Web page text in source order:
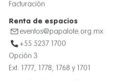
Facturación
Renta de espacios
eventos@papalote.org.mx
+55 5237 1700
Opción 3
Ext. 1777, 1778, 1768 y 1701